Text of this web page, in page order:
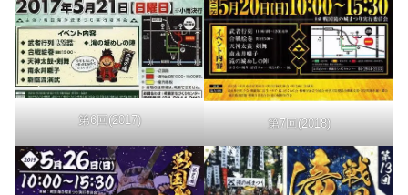
第6回(2017) 第7回(2018)